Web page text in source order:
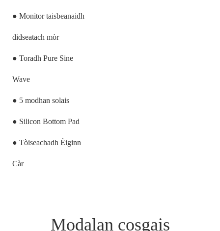
● Monitor taisbeanaidh
didseatach mòr
● Toradh Pure Sine
Wave
● 5 modhan solais
● Silicon Bottom Pad
● Tòiseachadh Èiginn
Càr
Modalan cosgais